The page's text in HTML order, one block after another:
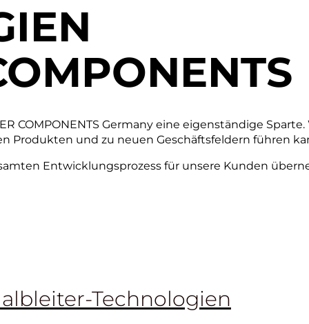
COMPONENTS Germany eine eigenständige
Produkten und zu neuen Geschäftsfeldern führen
Entwicklungsprozess für unsere Kunden
Technologien